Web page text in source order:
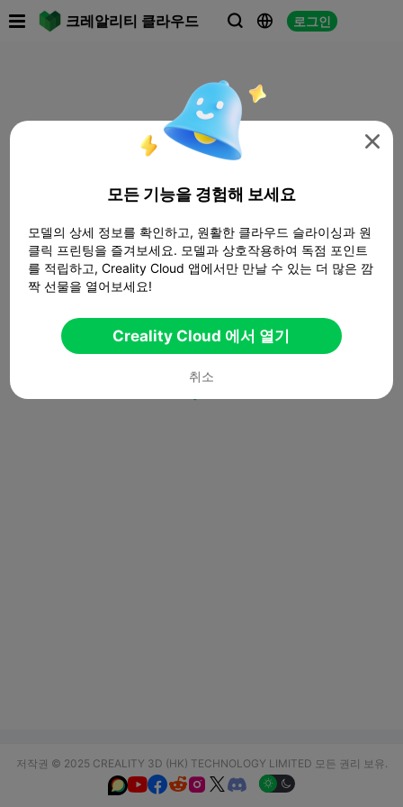
크레알리티 클라우드   로그인
저작권 © 2025 CREALITY 3D (HK) TECHNOLOGY LIMITED 모든 권리 보유.
  

모든 기능을 경험해 보세요
모델의 상세 정보를 확인하고, 원활한 클라우드 슬라이싱과 원
클릭 프린팅을 즐겨보세요. 모델과 상호작용하여 독점 포인트
를 적립하고, Creality Cloud 앱에서만 만날 수 있는 더 많은 깜
짝 선물을 열어보세요!
Creality Cloud 에서 열기
취소